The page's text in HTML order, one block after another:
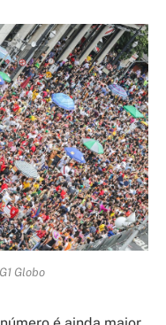
Globo